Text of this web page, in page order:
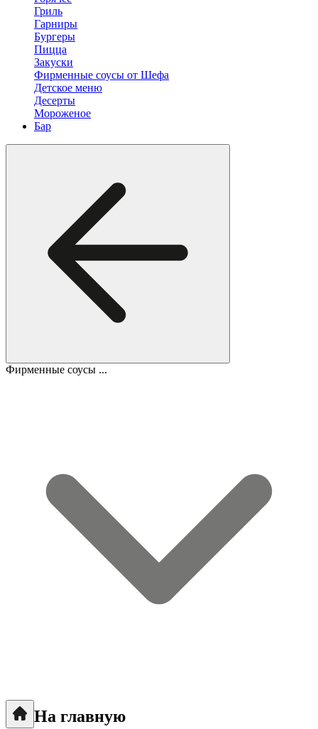
Гриль
Гарниры
Бургеры
Пицца
Закуски
Фирменные соусы от Шефа
Детское меню
Десерты
Мороженое
Бар
Фирменные соусы ...
На главную